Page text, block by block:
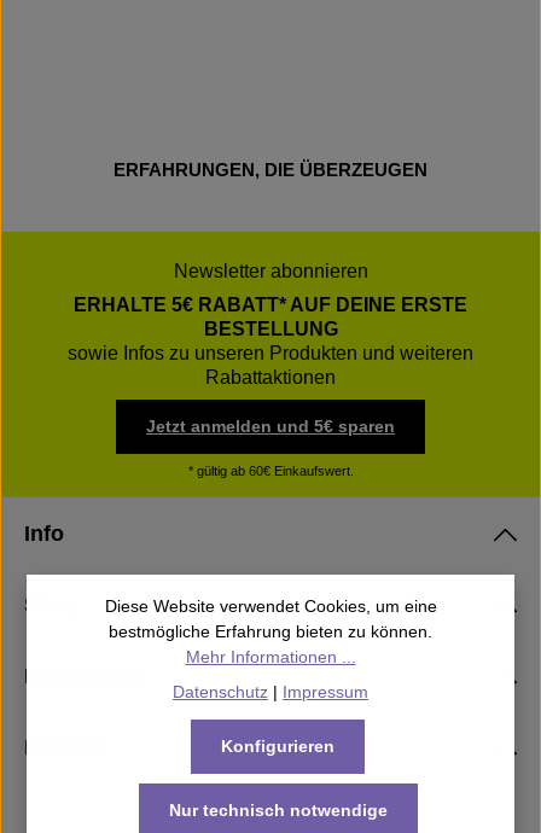
ERFAHRUNGEN, DIE ÜBERZEUGEN
Newsletter abonnieren
ERHALTE 5€ RABATT* AUF DEINE ERSTE
BESTELLUNG
sowie Infos zu unseren Produkten und weiteren
Rabattaktionen
Jetzt anmelden und 5€ sparen
* gültig ab 60€ Einkaufswert.
Info
Shop
Rechtliches
Kontakt
Diese Website verwendet Cookies, um eine
bestmögliche Erfahrung bieten zu können.
Mehr Informationen ...
Datenschutz | Impressum
Nur technisch notwendige
Konfigurieren